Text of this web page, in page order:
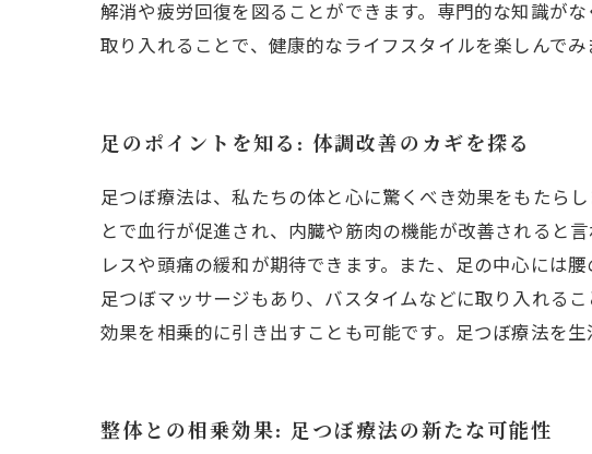
解消や疲労回復を図ることができます。専門的な知識が
取り入れることで、健康的なライフスタイルを楽しんでみ
足のポイントを知る: 体調改善のカギを探る
足つぼ療法は、私たちの体と心に驚くべき効果をもたら
とで血行が促進され、内臓や筋肉の機能が改善されると
レスや頭痛の緩和が期待できます。また、足の中心には
足つぼマッサージもあり、バスタイムなどに取り入れる
効果を相乗的に引き出すことも可能です。足つぼ療法を
整体との相乗効果: 足つぼ療法の新たな可能性